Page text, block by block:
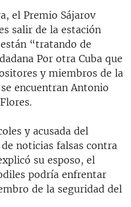
el Premio Sájarov
salir de la estación
“tratando de
Por otra Cuba que
y miembros de la
encuentran Antonio
y acusada del
noticias falsas contra
su esposo, el
podría enfrentar
de la seguridad del